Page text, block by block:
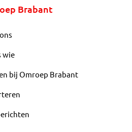
Brabant
wie
bij Omroep Brabant